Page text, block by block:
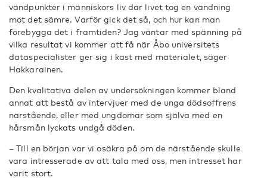
vändpunkter i människors liv där livet tog en vändning
mot det sämre. Varför gick det så, och hur kan man
förebygga det i framtiden? Jag väntar med spänning på
vilka resultat vi kommer att få när Åbo universitets
dataspecialister ger sig i kast med materialet, säger
Hakkarainen.
Den kvalitativa delen av undersökningen kommer bland
annat att bestå av intervjuer med de unga dödsoffrens
närstående, eller med ungdomar som själva med en
hårsmån lyckats undgå döden.
– Till en början var vi osäkra på om de närstående skulle
vara intresserade av att tala med oss, men intresset har
varit stort.